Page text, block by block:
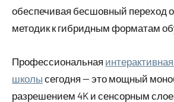
обеспечивая бесшовный переход
методик к гибридным форматам
Профессиональная
школы сегодня — это мощный
разрешением 4K и сенсорным